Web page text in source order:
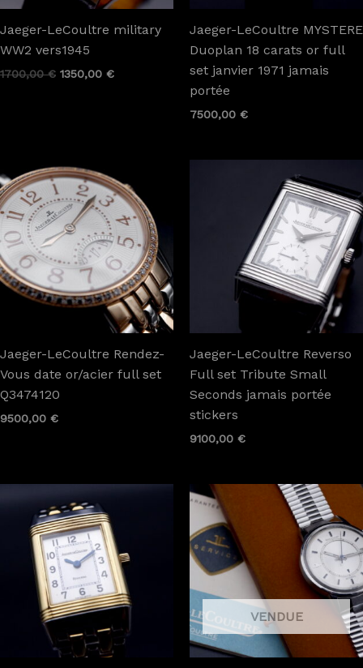
Jaeger-LeCoultre military
WW2 vers1945
1700,00€ 1350,00 €
Jaeger-LeCoultre MYSTERE
Duoplan 18 carats or full
set janvier 1971 jamais
portée
7500,00 €
Jaeger-LeCoultre Rendez-
Vous date or/acier full set
Q3474120
9500,00 €
Jaeger-LeCoultre Reverso
Full set Tribute Small
Seconds jamais portée
stickers
9100,00 €